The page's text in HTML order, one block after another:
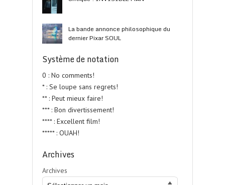
La bande annonce philosophique du
dernier Pixar SOUL
Système de notation
0 : No comments!
* : Se loupe sans regrets!
** : Peut mieux faire!
*** : Bon divertissement!
**** : Excellent film!
***** : OUAH!
Archives
Archives